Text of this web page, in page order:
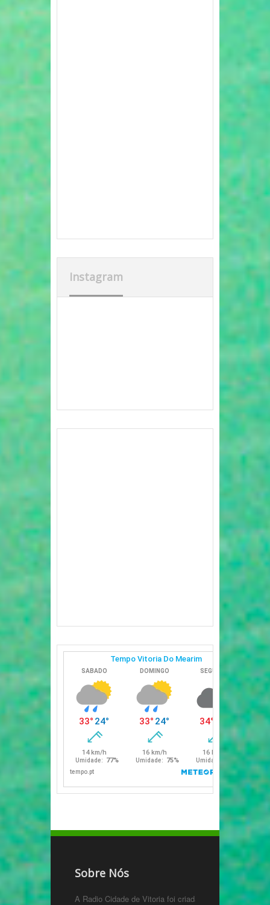
Instagram
Sobre Nós
A Radio Cidade de Vitoria foi criada